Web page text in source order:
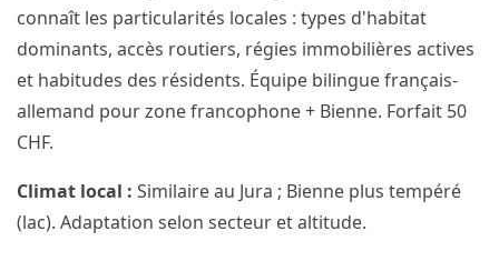
connaît les particularités locales : types d'habitat
dominants, accès routiers, régies immobilières actives
et habitudes des résidents. Équipe bilingue français-
allemand pour zone francophone + Bienne. Forfait 50
CHF.
Climat local : Similaire au Jura ; Bienne plus tempéré
(lac). Adaptation selon secteur et altitude.